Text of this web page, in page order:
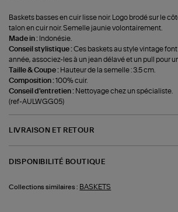
Baskets basses en cuir lisse noir. Logo brodé sur le
talon en cuir noir. Semelle jaunie volontairement.
Made in : Indonésie.
Conseil stylistique :Ces baskets au style vintage
année, associez-les à un jean délavé et un pull pour
Taille & Coupe : Hauteur de la semelle : 3.5 cm.
Composition :100% cuir.
Conseil d'entretien : Nettoyage chez un spécialiste.
(ref-AULWGG05)
LIVRAISON ET RETOUR
DISPONIBILITÉ BOUTIQUE
Collections similaires : BASKETS